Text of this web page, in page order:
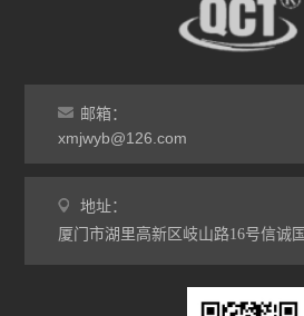
邮箱：
xmjwyb@126.com
地址：
厦门市湖里高新区岐山路16号信诚